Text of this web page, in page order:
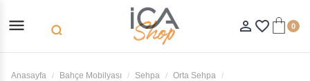
menu search person_outline favorite_border 0
Anasayfa Bahçe Mobilyası Sehpa
Orta Sehpa